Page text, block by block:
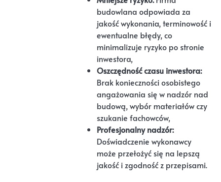
budowlana odpowiada za
jakość wykonania, terminowość i
ewentualne błędy, co
minimalizuje ryzyko po stronie
inwestora,
Oszczędność czasu inwestora:
Brak konieczności osobistego
angażowania się w nadzór nad
budową, wybór materiałów czy
szukanie fachowców,
Profesjonalny nadzór:
Doświadczenie wykonawcy
może przełożyć się na lepszą
jakość i zgodność z przepisami.